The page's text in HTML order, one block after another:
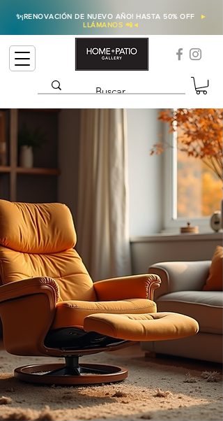
✨¡RENOVACIÓN DE NUEVO AÑO! HASTA 50% OFF
►
LLÁMANOS 📲◄
Nuevo Año, Nuevo
Hogar
Inventory Blowout!
AhorraHasta 50%
en Nuestra
Colección de Navidad
COMPRA ONLINE